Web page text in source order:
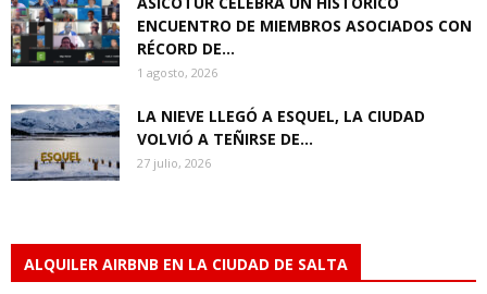
ENCUENTRO DE MIEMBROS ASOCIADOS CON
RÉCORD DE...
1 agosto, 2026
LA NIEVE LLEGÓ A ESQUEL, LA CIUDAD
VOLVIÓ A TEÑIRSE DE...
27 julio, 2026
ALQUILER AIRBNB EN LA CIUDAD DE SALTA